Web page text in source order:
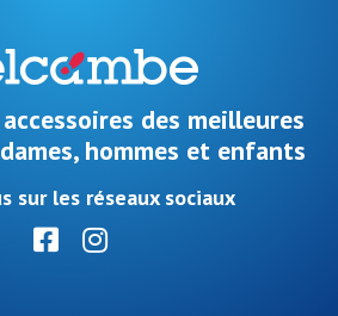
des meilleures
hommes et enfants
sur les réseaux sociaux